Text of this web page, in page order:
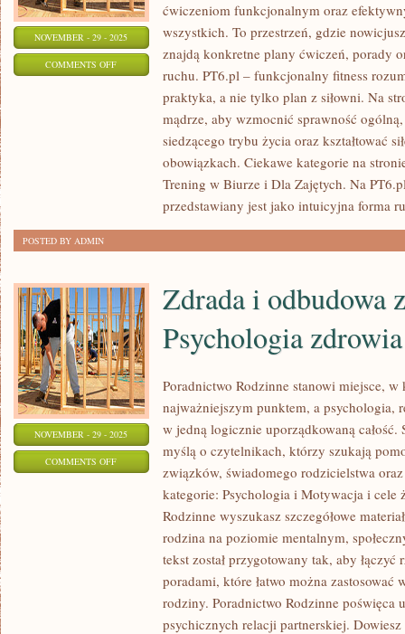
NOVEMBER - 29 - 2025
COMMENTS OFFON
ćwiczeniom funkcjonalnym oraz
wszystkich. To przestrzeń, gdzie
znajdą konkretne plany ćwiczeń, porady
ruchu. PT6.pl – funkcjonalny fitness
praktyka, a nie tylko plan z siłowni. Na
mądrze, aby wzmocnić sprawność
siedzącego trybu życia oraz kształtować
obowiązkach. Ciekawe kategorie na
Trening w Biurze i Dla Zajętych. Na
przedstawiany jest jako intuicyjna forma
POSTED BY ADMIN
NOVEMBER - 29 - 2025
COMMENTS OFFON
PSYCHOLOGIA
Zdrada i odbudowa
Psychologia
Poradnictwo Rodzinne stanowi miejsce,
najważniejszym punktem, a psychologia,
w jedną logicznie uporządkowaną całość.
myślą o czytelnikach, którzy szukają
związków, świadomego rodzicielstwa
kategorie: Psychologia i Motywacja i cele
Rodzinne wyszukasz szczegółowe
rodzina na poziomie mentalnym,
tekst został przygotowany tak, aby
poradami, które łatwo można
rodziny. Poradnictwo Rodzinne poświęca
psychicznych relacji partnerskiej. Dowiesz